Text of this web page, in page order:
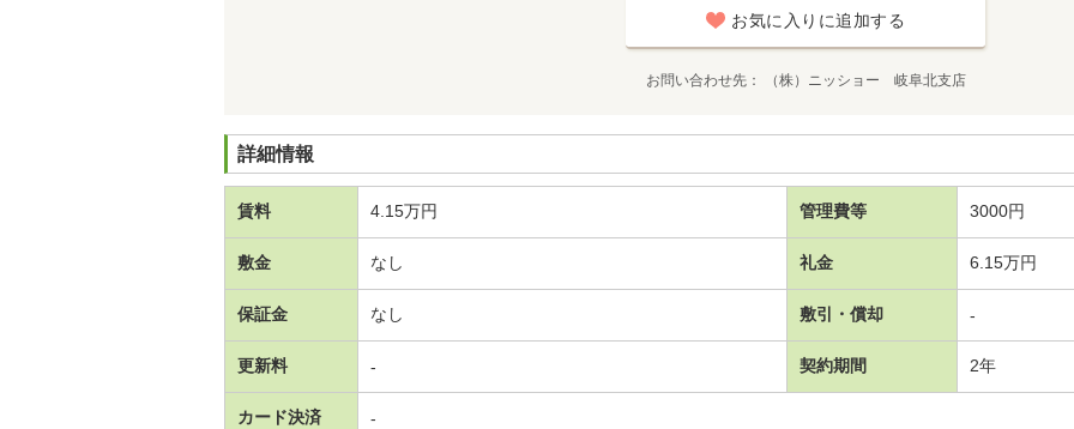
お気に入りに追加する
お問い合わせ先 （株）ニッショー 岐阜北支店
詳細情報
賃料 4.15万円 管理費等 3000円
敷金 なし 礼金 6.15万円
保証金 なし 敷引・償却 -
更新料 - 契約期間 2年
カード決済 -